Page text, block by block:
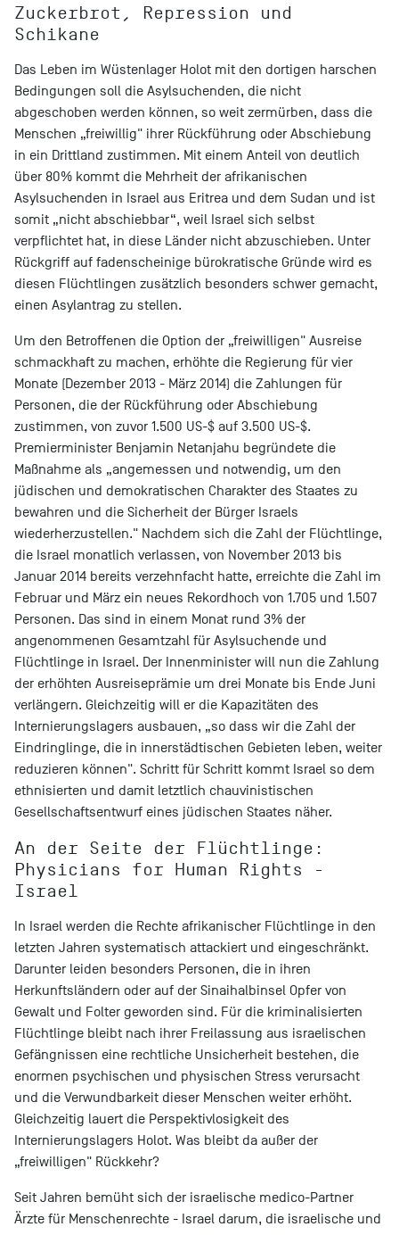
Zuckerbrot, Repression und
Schikane
Das Leben im Wüstenlager Holot mit den dortigen harschen
Bedingungen soll die Asylsuchenden, die nicht
abgeschoben werden können, so weit zermürben, dass die
Menschen „freiwillig" ihrer Rückführung oder Abschiebung
in ein Drittland zustimmen. Mit einem Anteil von deutlich
über 80% kommt die Mehrheit der afrikanischen
Asylsuchenden in Israel aus Eritrea und dem Sudan und ist
somit „nicht abschiebbar“, weil Israel sich selbst
verpflichtet hat, in diese Länder nicht abzuschieben. Unter
Rückgriff auf fadenscheinige bürokratische Gründe wird es
diesen Flüchtlingen zusätzlich besonders schwer gemacht,
einen Asylantrag zu stellen.
Um den Betroffenen die Option der „freiwilligen" Ausreise
schmackhaft zu machen, erhöhte die Regierung für vier
Monate (Dezember 2013 - März 2014) die Zahlungen für
Personen, die der Rückführung oder Abschiebung
zustimmen, von zuvor 1.500 US-$ auf 3.500 US-$.
Premierminister Benjamin Netanjahu begründete die
Maßnahme als „angemessen und notwendig, um den
jüdischen und demokratischen Charakter des Staates zu
bewahren und die Sicherheit der Bürger Israels
wiederherzustellen." Nachdem sich die Zahl der Flüchtlinge,
die Israel monatlich verlassen, von November 2013 bis
Januar 2014 bereits verzehnfacht hatte, erreichte die Zahl im
Februar und März ein neues Rekordhoch von 1.705 und 1.507
Personen. Das sind in einem Monat rund 3% der
angenommenen Gesamtzahl für Asylsuchende und
Flüchtlinge in Israel. Der Innenminister will nun die Zahlung
der erhöhten Ausreiseprämie um drei Monate bis Ende Juni
verlängern. Gleichzeitig will er die Kapazitäten des
Internierungslagers ausbauen, „so dass wir die Zahl der
Eindringlinge, die in innerstädtischen Gebieten leben, weiter
reduzieren können". Schritt für Schritt kommt Israel so dem
ethnisierten und damit letztlich chauvinistischen
Gesellschaftsentwurf eines jüdischen Staates näher.
An der Seite der Flüchtlinge:
Physicians for Human Rights -
Israel
In Israel werden die Rechte afrikanischer Flüchtlinge in den
letzten Jahren systematisch attackiert und eingeschränkt.
Darunter leiden besonders Personen, die in ihren
Herkunftsländern oder auf der Sinaihalbinsel Opfer von
Gewalt und Folter geworden sind. Für die kriminalisierten
Flüchtlinge bleibt nach ihrer Freilassung aus israelischen
Gefängnissen eine rechtliche Unsicherheit bestehen, die
enormen psychischen und physischen Stress verursacht
und die Verwundbarkeit dieser Menschen weiter erhöht.
Gleichzeitig lauert die Perspektivlosigkeit des
Internierungslagers Holot. Was bleibt da außer der
„freiwilligen" Rückkehr?
Seit Jahren bemüht sich der israelische medico-Partner
Ärzte für Menschenrechte - Israel darum, die israelische und